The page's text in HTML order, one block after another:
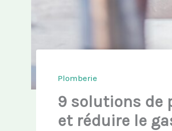
Plomberie
9 solutions de
et réduire le